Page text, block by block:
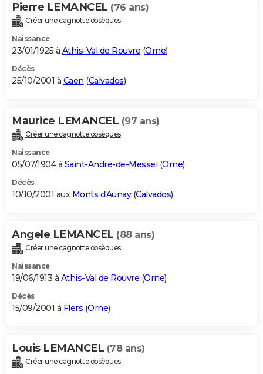
Pierre LEMANCEL (76 ans)
Créer une cagnotte obsèques
Naissance
23/01/1925 à Athis-Val de Rouvre (Orne)
Décès
25/10/2001 à Caen (Calvados)
Maurice LEMANCEL (97 ans)
Créer une cagnotte obsèques
Naissance
05/07/1904 à Saint-André-de-Messei (Orne)
Décès
10/10/2001 aux Monts d'Aunay(Calvados)
Angele LEMANCEL (88 ans)
Créer une cagnotte obsèques
Naissance
19/06/1913 à Athis-Val de Rouvre (Orne)
Décès
15/09/2001 à Flers (Orne)
Louis LEMANCEL (78 ans)
Créer une cagnotte obsèques